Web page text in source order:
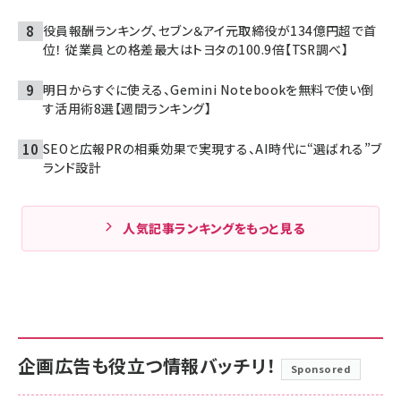
役員報酬ランキング、セブン＆アイ元取締役が134億円超で首
位！ 従業員との格差最大はトヨタの100.9倍【TSR調べ】
明日からすぐに使える、Gemini Notebookを無料で使い倒
す活用術8選【週間ランキング】
SEOと広報PRの相乗効果で実現する、AI時代に“選ばれる”ブ
ランド設計
人気記事ランキングをもっと見る
企画広告も役立つ情報バッチリ！ Sponsored